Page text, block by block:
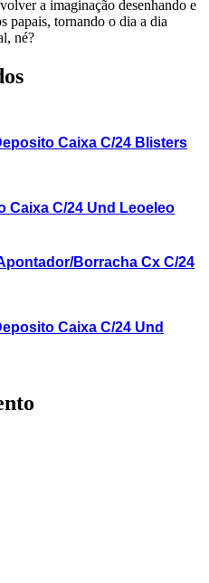
a imaginação desenhando e
papais, tornando o dia a dia
né?
Caixa C/24 Blisters
Caixa C/24 Und Leoeleo
Borracha Cx C/24
Caixa C/24 Und